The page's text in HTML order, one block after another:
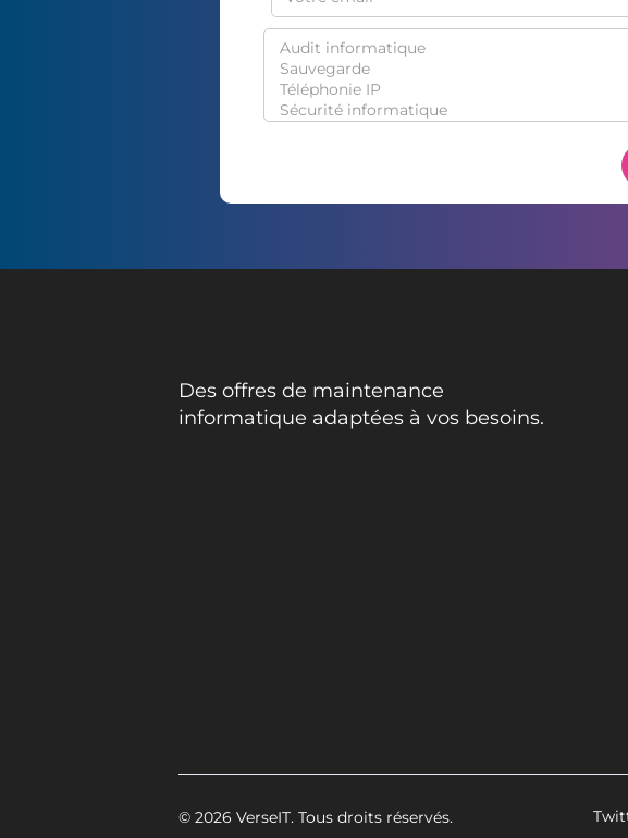
Des offres de maintenance
informatique adaptées à vos besoins.
© 2026 VerseIT. Tous droits réservés.